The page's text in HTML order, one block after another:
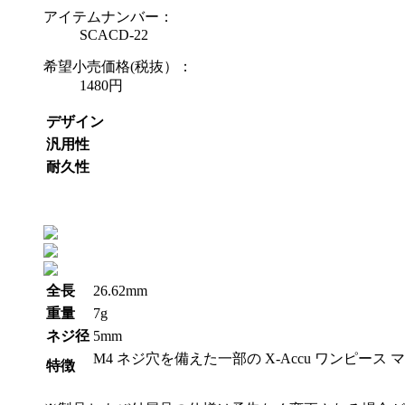
アイテムナンバー：
SCACD-22
希望小売価格(税抜）：
1480円
デザイン
汎用性
耐久性
全長
26.62mm
重量
7g
ネジ径 5mm
特徴
M4 ネジ穴を備えた一部の X-Accu ワンピース